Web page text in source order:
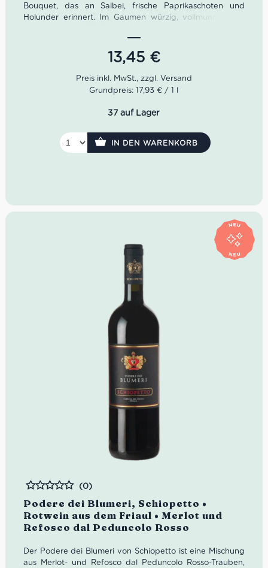
Bouquet, das an Salbei, frische Paprikaschoten und
Holunder erinnert. Im Gaumen würzig, vollmundig, gut
Krustentieren und Spargeln.
Farbe: Helles Strohgelb.
Geruch: Düfte von Grapefruit, Stachelbeeren und
frisch gemähtem Gras.
Geschmack: Würzig, vollmundig, gut strukturiert und
Idealer Versandkarton: 21 Flaschen
13,45 €
Grundpreis: 17,93 € / 1 l
37 auf Lager
IN DEN WARENKORB
Podere dei Blumeri, Schiopetto •
Rotwein aus dem Friaul • Merlot und
Refosco dal Peduncolo Rosso
Bewertet
(0)
Der Podere dei Blumeri von Schiopetto ist eine Mischung
aus Merlot- und Refosco dal Peduncolo Rosso-Trauben,